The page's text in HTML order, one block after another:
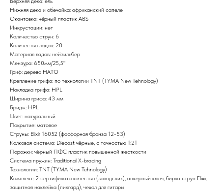
Нижняя дека и обечайка: африканский сапеле
Окантовка: чёрный пластик ABS
Инкрустации: нет
Количество струн: 6
Количество ладов: 20
Материал ладов: нейзильбер
Мензура: 650мм/25,5"
Гриф: дерево НАТО
Крепление грифа: по технологии TNT (TYMA New Tehnology)
Накладка грифа: HPL
Ширина грифа: 43 мм
Бридж: HPL
Цвет: натуральный
Покрытие: матовое
Струны: Elixir 16052 (фосфорная бронза 12-53)
Колковая система: Diecast чёрные, с точностью 1:21
Порожки: чёрный ПФС пластик повышенной жесткости
Система пружин: Traditional X-bracing
Технологии: TNT (TYMA New Tehnology)
Комплект: 2 сертификата качества (заводских), анкерный ключ, бирка струн Elixir,
защитная наклейка (пикгард), чехол для гитары